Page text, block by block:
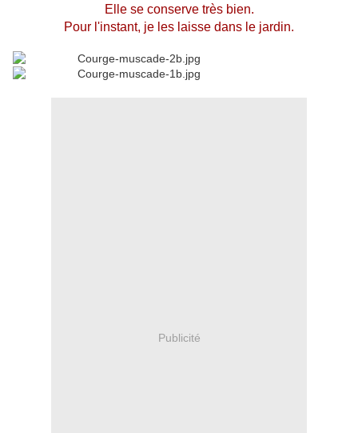
Elle se conserve très bien.
Pour l'instant, je les laisse dans le jardin.
Publicité